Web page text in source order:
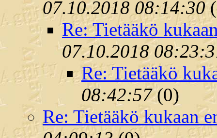
07.10.2018 08:14:30(
Re: Tietääkö
07.10.2018
Re: Tietääkö
08:42:57(0)
Re: Tietääkö kukaan